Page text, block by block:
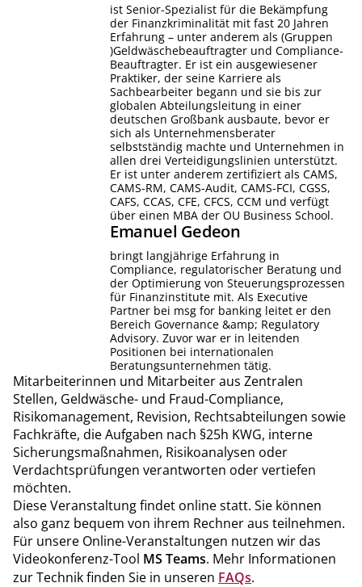
ist Senior-Spezialist für die Bekämpfung
der Finanzkriminalität mit fast 20 Jahren
Erfahrung – unter anderem als (Gruppen
)Geldwäschebeauftragter und Compliance-
Beauftragter. Er ist ein ausgewiesener
Praktiker, der seine Karriere als
Sachbearbeiter begann und sie bis zur
globalen Abteilungsleitung in einer
deutschen Großbank ausbaute, bevor er
sich als Unternehmensberater
selbstständig machte und Unternehmen in
allen drei Verteidigungslinien unterstützt.
Er ist unter anderem zertifiziert als CAMS,
CAMS-RM, CAMS-Audit, CAMS-FCI, CGSS,
CAFS, CCAS, CFE, CFCS, CCM und verfügt
über einen MBA der OU Business School.
Emanuel Gedeon
bringt langjährige Erfahrung in
Compliance, regulatorischer Beratung und
der Optimierung von Steuerungsprozessen
für Finanzinstitute mit. Als Executive
Partner bei msg for banking leitet er den
Bereich Governance &amp; Regulatory
Advisory. Zuvor war er in leitenden
Positionen bei internationalen
Beratungsunternehmen tätig.
Mitarbeiterinnen und Mitarbeiter aus Zentralen
Stellen, Geldwäsche- und Fraud-Compliance,
Risikomanagement, Revision, Rechtsabteilungen sowie
Fachkräfte, die Aufgaben nach §25h KWG, interne
Sicherungsmaßnahmen, Risikoanalysen oder
Verdachtsprüfungen verantworten oder vertiefen
möchten.
Diese Veranstaltung findet online statt. Sie können
also ganz bequem von ihrem Rechner aus teilnehmen.
Für unsere Online-Veranstaltungen nutzen wir das
Videokonferenz-Tool MS Teams. Mehr Informationen
zur Technik finden Sie in unseren FAQs.